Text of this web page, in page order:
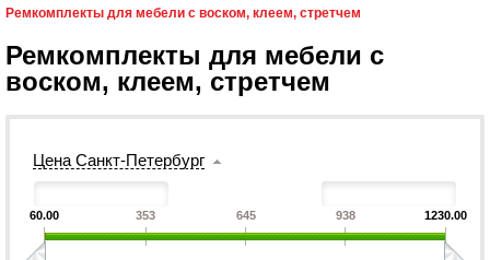
Ремкомплекты для мебели с воском, клеем, стретчем
Ремкомплекты для мебели с
воском, клеем, стретчем
Цена Санкт-Петербург
60.00 353 645 938 1230.00